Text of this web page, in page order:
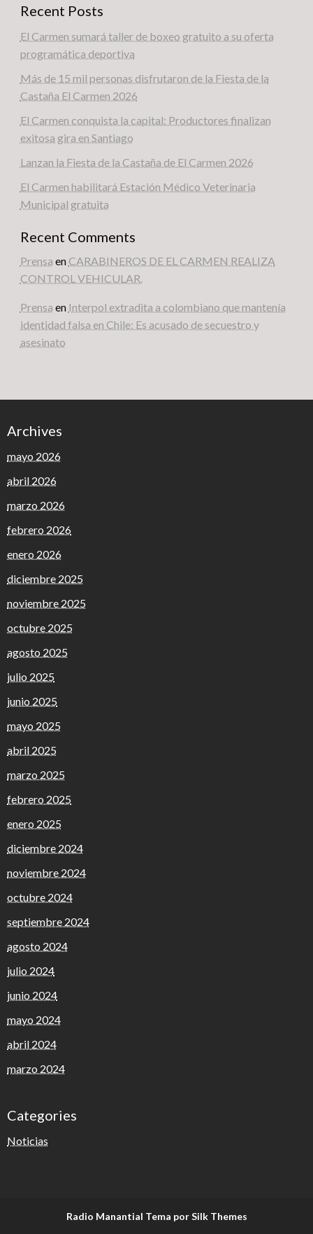
Recent Posts
El Carmen sumará taller de boxeo gratuito a su oferta
programática deportiva
Más de 15 mil personas disfrutaron de la Fiesta de la
Castaña El Carmen 2026
El Carmen conquista la capital: Productores finalizan
exitosa gira en Santiago
Lanzan la Fiesta de la Castaña de El Carmen 2026
El Carmen habilitará Estación Médico Veterinaria
Municipal gratuita
Recent Comments
Prensa en CARABINEROS DE EL CARMEN REALIZA
CONTROL VEHICULAR.
Prensa en Interpol extradita a colombiano que mantenía
identidad falsa en Chile: Es acusado de secuestro y
asesinato
Archives
mayo 2026
abril 2026
marzo 2026
febrero 2026
enero 2026
diciembre 2025
noviembre 2025
octubre 2025
agosto 2025
julio 2025
junio 2025
mayo 2025
abril 2025
marzo 2025
febrero 2025
enero 2025
diciembre 2024
noviembre 2024
octubre 2024
septiembre 2024
agosto 2024
julio 2024
junio 2024
mayo 2024
abril 2024
marzo 2024
Categories
Noticias
Radio Manantial Tema por Silk Themes